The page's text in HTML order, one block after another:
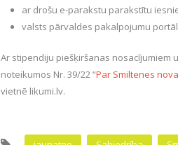
ar drošu e-parakstu parakstītu
valsts pārvaldes pakalpojumu
Ar stipendiju piešķiršanas nosacījumiem
noteikumos Nr. 39/22 “Par Smiltenes
vietnē likumi.lv.